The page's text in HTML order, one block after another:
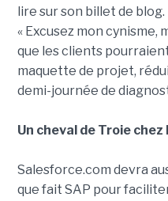
lire sur son billet de
« Excusez mon cynisme,
que les clients
maquette de projet,
demi-journée de
Un cheval de Troie
Salesforce.com devra
que fait SAP pour